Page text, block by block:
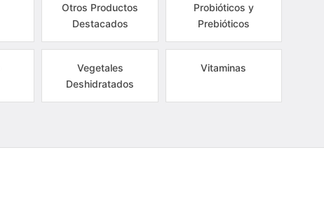
Otros Productos
Destacados
Probióticos y
Prebióticos
Vegetales
Deshidratados
Vitaminas